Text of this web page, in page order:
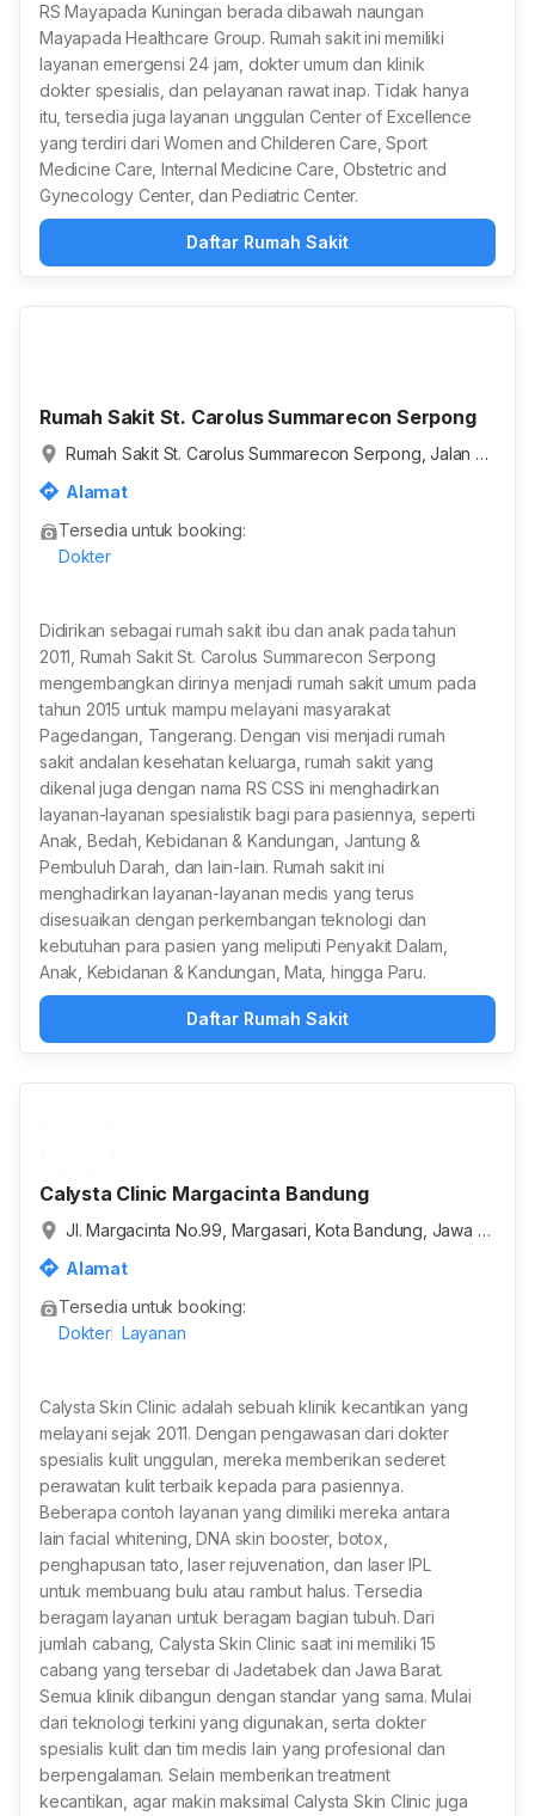
RS Mayapada Kuningan berada dibawah naungan
Mayapada Healthcare Group. Rumah sakit ini memiliki
layanan emergensi 24 jam, dokter umum dan klinik
dokter spesialis, dan pelayanan rawat inap. Tidak hanya
itu, tersedia juga layanan unggulan Center of Excellence
yang terdiri dari Women and Childeren Care, Sport
Medicine Care, Internal Medicine Care, Obstetric and
Gynecology Center, dan Pediatric Center.
Daftar Rumah Sakit
Rumah Sakit St. Carolus Summarecon Serpong
Rumah Sakit St. Carolus Summarecon Serpong, Jalan G
Alamat
Tersedia untuk booking:
Dokter
Didirikan sebagai rumah sakit ibu dan anak pada tahun
2011, Rumah Sakit St. Carolus Summarecon Serpong
mengembangkan dirinya menjadi rumah sakit umum pada
tahun 2015 untuk mampu melayani masyarakat
Pagedangan, Tangerang. Dengan visi menjadi rumah
sakit andalan kesehatan keluarga, rumah sakit yang
dikenal juga dengan nama RS CSS ini menghadirkan
layanan-layanan spesialistik bagi para pasiennya, seperti
Anak, Bedah, Kebidanan & Kandungan, Jantung &
Pembuluh Darah, dan lain-lain. Rumah sakit ini
menghadirkan layanan-layanan medis yang terus
disesuaikan dengan perkembangan teknologi dan
kebutuhan para pasien yang meliputi Penyakit Dalam,
Anak, Kebidanan & Kandungan, Mata, hingga Paru.
Daftar Rumah Sakit
Calysta Clinic Margacinta Bandung
Jl. Margacinta No.99, Margasari, Kota Bandung, Jawa B
Alamat
Tersedia untuk booking:
Dokter Layanan
Calysta Skin Clinic adalah sebuah klinik kecantikan yang
melayani sejak 2011. Dengan pengawasan dari dokter
spesialis kulit unggulan, mereka memberikan sederet
perawatan kulit terbaik kepada para pasiennya.
Beberapa contoh layanan yang dimiliki mereka antara
lain facial whitening, DNA skin booster, botox,
penghapusan tato, laser rejuvenation, dan laser IPL
untuk membuang bulu atau rambut halus. Tersedia
beragam layanan untuk beragam bagian tubuh. Dari
jumlah cabang, Calysta Skin Clinic saat ini memiliki 15
cabang yang tersebar di Jadetabek dan Jawa Barat.
Semua klinik dibangun dengan standar yang sama. Mulai
dari teknologi terkini yang digunakan, serta dokter
spesialis kulit dan tim medis lain yang profesional dan
berpengalaman. Selain memberikan treatment
kecantikan, agar makin maksimal Calysta Skin Clinic juga